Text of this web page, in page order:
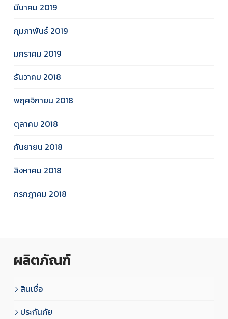
มีนาคม 2019
กุมภาพันธ์ 2019
มกราคม 2019
ธันวาคม 2018
พฤศจิกายน 2018
ตุลาคม 2018
กันยายน 2018
สิงหาคม 2018
กรกฎาคม 2018
ผลิตภัณฑ์
สินเชื่อ
ประกันภัย